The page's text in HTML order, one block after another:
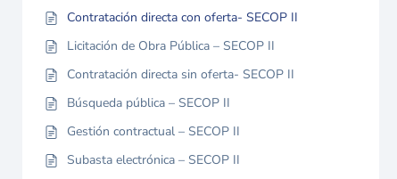
Contratación directa con oferta- SECOP II
Licitación de Obra Pública – SECOP II
Contratación directa sin oferta- SECOP II
Búsqueda pública – SECOP II
Gestión contractual – SECOP II
Subasta electrónica – SECOP II